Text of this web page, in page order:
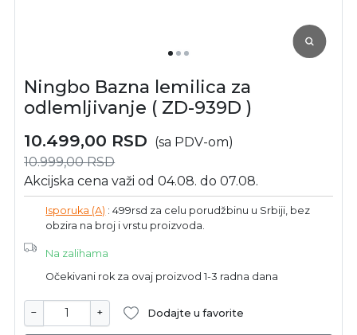
Ningbo Bazna lemilica za
odlemljivanje ( ZD-939D )
10.499,00 RSD (sa PDV-om)
10.999,00RSD
Akcijska cena važi od 04.08. do 07.08.
Isporuka (A) : 499rsd za celu porudžbinu u Srbiji, bez
obzira na broj i vrstu proizvoda.
Na zalihama
Očekivani rok za ovaj proizvod 1-3 radna dana
− + Dodajte u favorite